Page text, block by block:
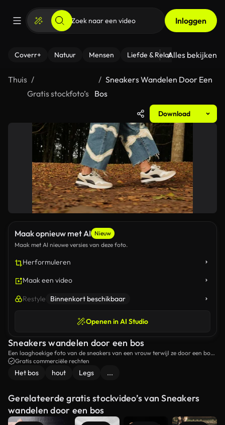
Inloggen
Coverr+ Natuur Mensen Liefde & Relaties - Fitness
Alles bekijken
Thuis
Gratis stockfoto’s
Sneakers Wandelen Door Een
Bos
Download
Maak opnieuw met AI Nieuw
Maak met AI nieuwe versies van deze foto.
Herformuleren
Maak een video
Restyle Binnenkort beschikbaar
Openen in AI Studio
Sneakers wandelen door een bos
Een laaghoekige foto van de sneakers van een vrouw terwijl ze door een bos
loopt.Gratis commerciële rechten
Het bos hout Legs ...
Gerelateerde gratis stockvideo’s van Sneakers
wandelen door een bos